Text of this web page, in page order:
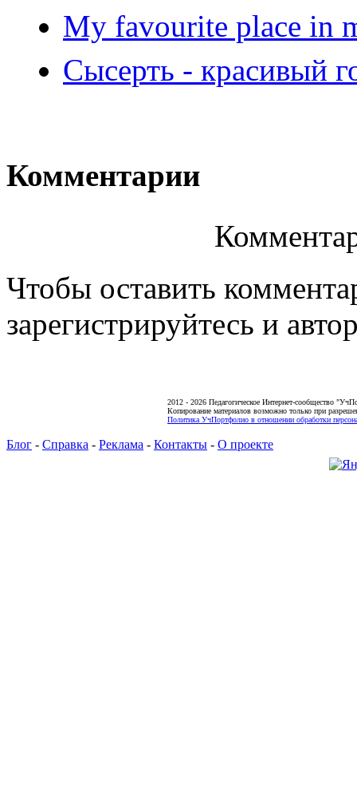
My favourite place in
Сысерть - красивый
Комментарии
Чтобы оставить
зарегистрируйтесь и
2012 - 2026 Педагогическое Интернет-сообщество
Копирование материалов возможно только при
Политика УчПортфолио в отношении обработки
Блог - Справка - Реклама - Контакты - О проекте